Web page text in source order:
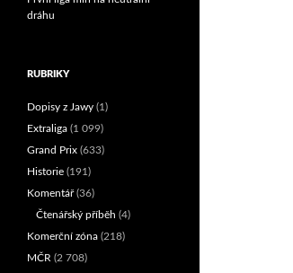
dráhu
RUBRIKY
Dopisy z Jawy (1)
Extraliga (1 099)
Grand Prix (633)
Historie (191)
Komentář(36)
Čtenářský příběh (4)
Komerční zóna (218)
MČR (2 708)